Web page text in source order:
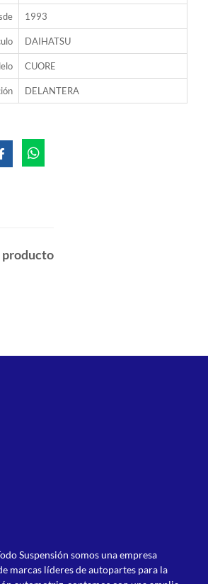
1993
DAIHATSU
CUORE
DELANTERA
producto
Suspensión somos una empresa
marcas líderes de autopartes para la